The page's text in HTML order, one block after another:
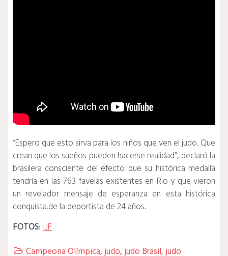
“Espero que esto sirva para los niños que ven el judo. Que
crean que los sueños pueden hacerse realidad”, declaró la
brasilera consciente del efecto que su histórica medalla
tendría en las 763 favelas existentes en Rio y que vieron
un revelador mensaje de esperanza en esta histórica
conquista.de la deportista de 24 años.
FOTOS:IJF
 Campeona Olímpica,judo,judo Brasil,judo